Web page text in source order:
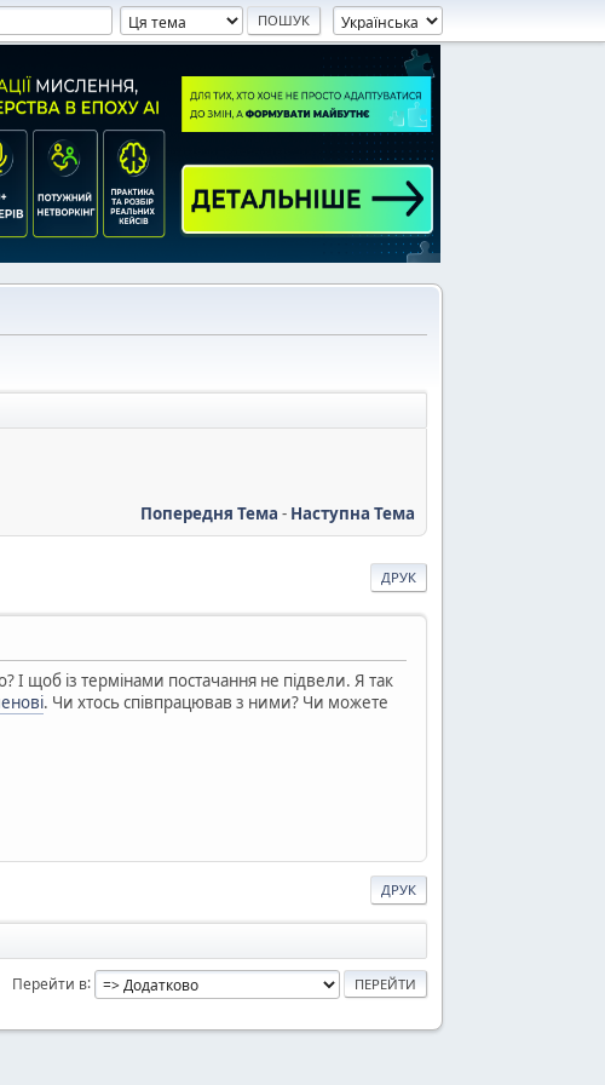
Попередня Тема - Наступна Тема
ДРУК
І щоб із термінами постачання не підвели. Я так
. Чи хтось співпрацював з ними? Чи можете
ДРУК
Перейти в